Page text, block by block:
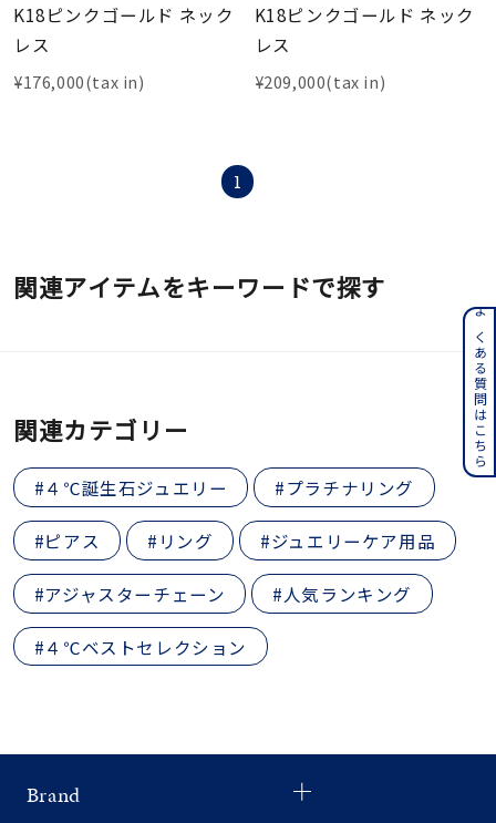
コレクション
K18ピンクゴールド ネック
レス
¥176,000(tax in)
K18ピンクゴールド ネック
レス
¥209,000(tax in)
1
関連アイテムをキーワードで探す
関連カテゴリー
#４℃誕生石ジュエリー #プラチナリング
#ピアス #リング #ジュエリーケア用品
#アジャスターチェーン #人気ランキング
#４℃ベストセレクション
Brand
よくある質問はこちら